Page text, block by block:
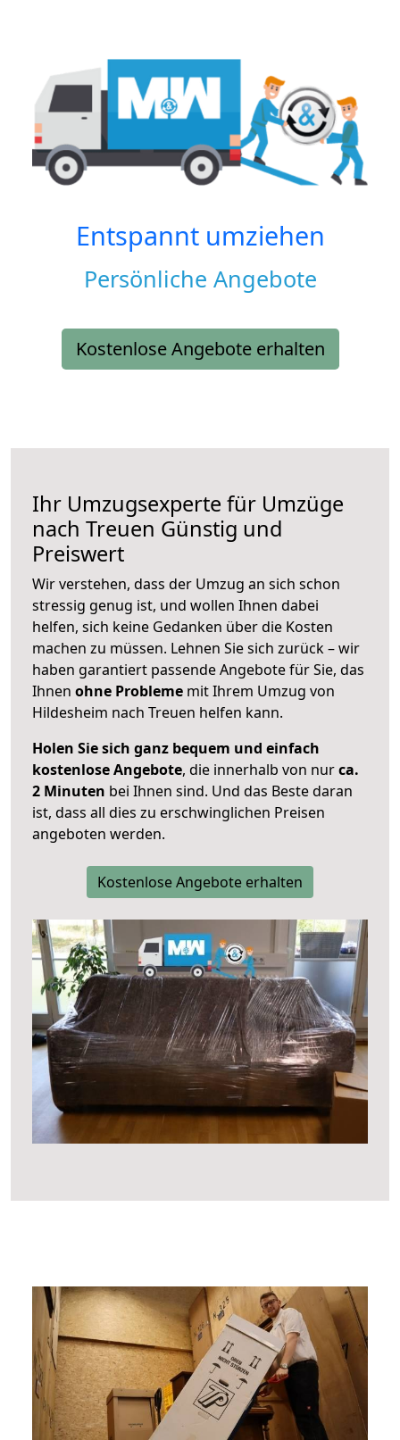
Entspannt umziehen
Persönliche Angebote
Kostenlose Angebote erhalten
Ihr Umzugsexperte für Umzüge
nach Treuen Günstig und
Preiswert
Wir verstehen, dass der Umzug an sich schon
stressig genug ist, und wollen Ihnen dabei
helfen, sich keine Gedanken über die Kosten
machen zu müssen. Lehnen Sie sich zurück – wir
haben garantiert passende Angebote für Sie, das
Ihnen ohne Probleme mit Ihrem Umzug von
Hildesheim nach Treuen helfen kann.
Holen Sie sich ganz bequem und einfach
kostenlose Angebote, die innerhalb von nurca.
2 Minuten bei Ihnen sind. Und das Beste daran
ist, dass all dies zu erschwinglichen Preisen
angeboten werden.
Kostenlose Angebote erhalten